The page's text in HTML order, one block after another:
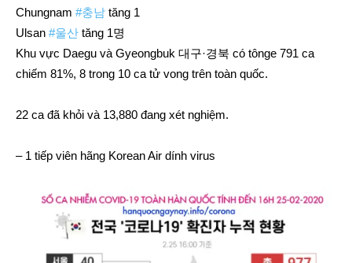
Chungnam #충남 tăng 1
Ulsan #울산 tăng 1명
Khu vực Daegu và Gyeongbuk 대구·경북 có tônge 791 ca
chiếm 81%, 8 trong 10 ca tử vong trên toàn quốc.
22 ca đã khỏi và 13,880 đang xét nghiệm.
– 1 tiếp viên hãng Korean Air dính virus